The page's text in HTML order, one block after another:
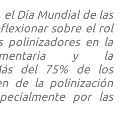
el Día Mundial de las
sobre el rol
polinizadores en la
y la
del 75% de los
de la polinización
por las